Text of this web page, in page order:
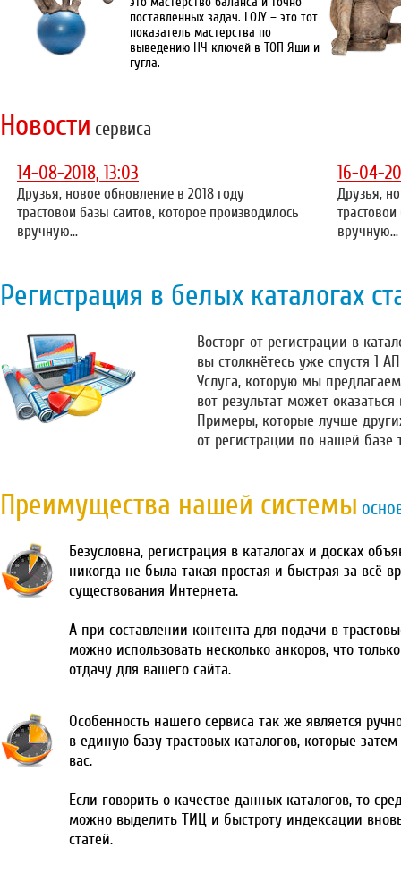
поставленных задач. LOJY – это тот
показатель мастерства по
выведению НЧ ключей в ТОП Яши и
гугла.
Новости сервиса
14-08-2018, 13:03
Друзья, новое обновление в 2018 году
трастовой базы сайтов, которое производилось
вручную...
16-04-
Друзья,
вручную...
Регистрация в белых каталогах
Восторг от регистрации в
вы столкнётесь уже спустя 1
Услуга, которую мы
вот результат может
Примеры, которые лучше
от регистрации по нашей базе
Преимущества нашей системы
Безусловна, регистрация в каталогах и досках
никогда не была такая простая и быстрая за всё
существования Интернета.
А при составлении контента для подачи в
можно использовать несколько анкоров, что
отдачу для вашего сайта.
Особенность нашего сервиса так же является
в единую базу трастовых каталогов, которые
вас.
Если говорить о качестве данных каталогов, то
можно выделить ТИЦ и быстроту индексации
статей.